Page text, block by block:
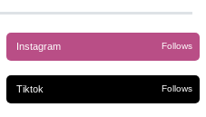
Instagram Follows
Tiktok Follows